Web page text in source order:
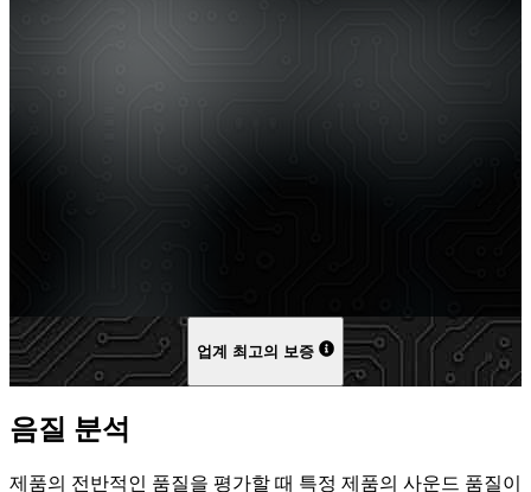
업계 최고의 보증
음질 분석
제품의 전반적인 품질을 평가할 때 특정 제품의 사운드 품질이